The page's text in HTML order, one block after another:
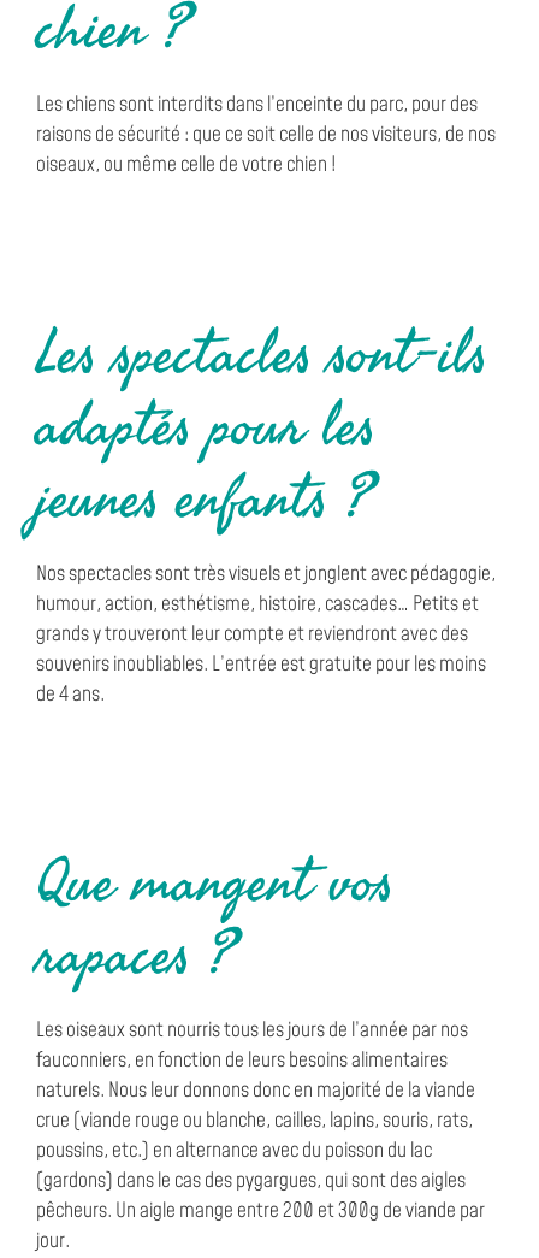
chien ?
Les chiens sont interdits dans l’enceinte du parc, pour des
raisons de sécurité : que ce soit celle de nos visiteurs, de nos
oiseaux, ou même celle de votre chien !
Les spectacles sont-ils
adaptés pour les
jeunes enfants ?
Nos spectacles sont très visuels et jonglent avec pédagogie,
humour, action, esthétisme, histoire, cascades… Petits et
grands y trouveront leur compte et reviendront avec des
souvenirs inoubliables. L’entrée est gratuite pour les moins
de 4 ans.
Que mangent vos
rapaces ?
Les oiseaux sont nourris tous les jours de l’année par nos
fauconniers, en fonction de leurs besoins alimentaires
naturels. Nous leur donnons donc en majorité de la viande
crue (viande rouge ou blanche, cailles, lapins, souris, rats,
poussins, etc.) en alternance avec du poisson du lac
(gardons) dans le cas des pygargues, qui sont des aigles
pêcheurs. Un aigle mange entre 200 et 300g de viande par
jour.